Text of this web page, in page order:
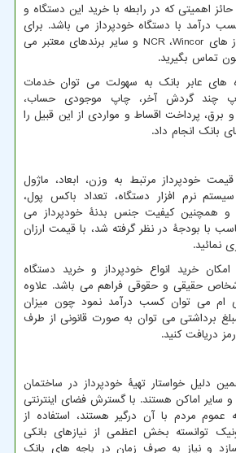
اهمیتی که در رابطه با خرید این دستگاه و
درآمد با دستگاه خودپرداز می باشد. برای
های Wincor،NCR و سایر برندهای معتبر می
تماس بگیرید.
های عابر بانک به سهولت می توان خدمات
چند گردش آخر، چاپ موجودی حساب،
برق، پرداخت اقساط و مواردی از این قبیل را
بانک انجام داد.
قیمت خودپرداز مرتبط به وزن، ابعاد، ماژول
نرم افزار دستگاه، تعداد باکس پول،
و همچنین کیفیت جنس بدنۀ خودپرداز می
با بودجۀ در نظر گرفته شد، با قیمت ارزان
نمائید.
خرید انواع خودپرداز و خرید دستگاه
حقیقی و حقوقی فراهم می باشد. علاوه
ام می توان کسب درآمد نمود چون میزان
برداشتی می توان به صورت قانونی از طرف
دریافت کنید.
دلیل خواستار تهیۀ خودپرداز در ساختمان
سایر اماکن هستند. با گسترش فضای اینترنتی
مردم با آن درگیر هستند، استفاده از
توانسته بخش اعظمی از نیازهای بانکی
و نیاز به صرف زمان در باجه های بانک